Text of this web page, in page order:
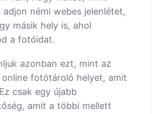
némi webes jelenlétet,
másik hely is, ahol
a fotóidat.
azonban ezt, mint az
online fotótároló helyet, amit
csak egy újabb
amit a többi mellett